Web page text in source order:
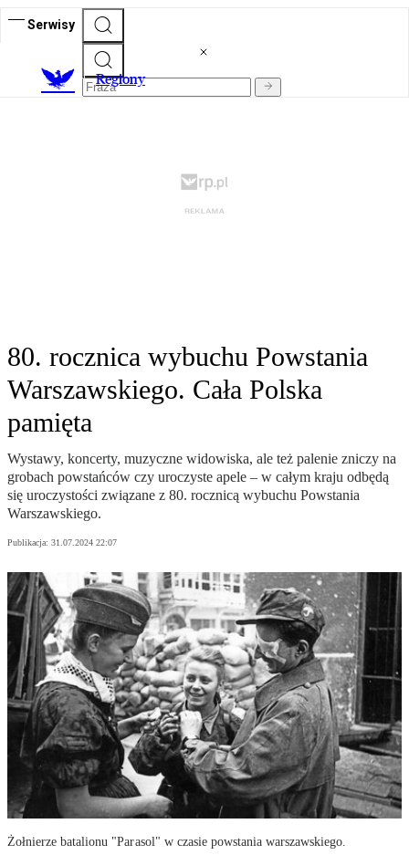
Serwisy
Regiony
80. rocznica wybuchu Powstania
Warszawskiego. Cała Polska
pamięta
Wystawy, koncerty, muzyczne widowiska, ale też palenie zniczy na
grobach powstańców czy uroczyste apele – w całym kraju odbędą
się uroczystości związane z 80. rocznicą wybuchu Powstania
Warszawskiego.
Publikacja: 31.07.2024 22:07
Żołnierze batalionu "Parasol" w czasie powstania warszawskiego.